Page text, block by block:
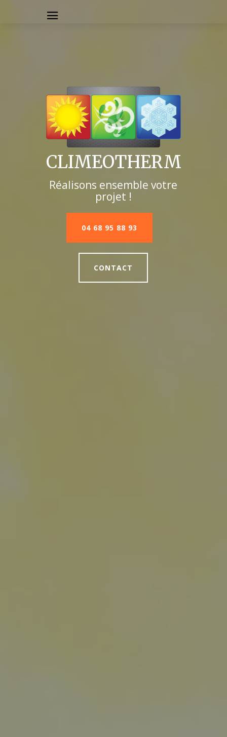
CLIMEOTHERM
Réalisons ensemble votre
projet !
04 68 95 88 93
CONTACT